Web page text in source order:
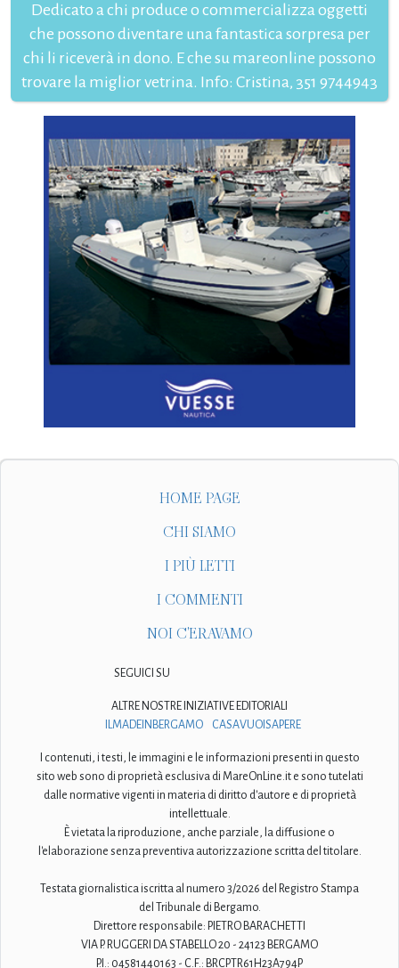
Dedicato a chi produce o commercializza oggetti
che possono diventare una fantastica sorpresa per
chi li riceverà in dono. E che su mareonline possono
trovare la miglior vetrina. Info: Cristina, 351 9744943
HOME PAGE
CHI SIAMO
I PIÙ LETTI
I COMMENTI
NOI C'ERAVAMO
SEGUICI SU
ALTRE NOSTRE INIZIATIVE EDITORIALI
ILMADEINBERGAMO
CASAVUOISAPERE
I contenuti, i testi, le immagini e le informazioni presenti in questo
sito web sono di proprietà esclusiva di MareOnLine.it e sono tutelati
dalle normative vigenti in materia di diritto d'autore e di proprietà
intellettuale.
È vietata la riproduzione, anche parziale, la diffusione o
l'elaborazione senza preventiva autorizzazione scritta del titolare.
Testata giornalistica iscritta al numero 3/2026 del Registro Stampa
del Tribunale di Bergamo.
Direttore responsabile: PIETRO BARACHETTI
VIA P. RUGGERI DA STABELLO 20 - 24123 BERGAMO
P.I.: 04581440163 - C.F.: BRCPTR61H23A794P